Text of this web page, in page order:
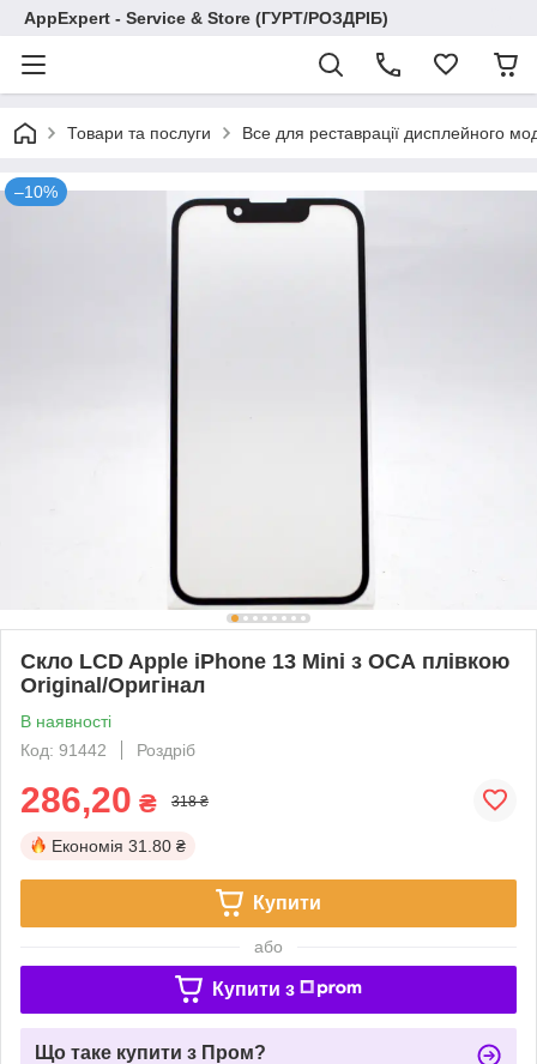
AppExpert - Service & Store (ГУРТ/РОЗДРІБ)
Товари та послуги Все для реставрації дисплейного
–10%
Скло LCD Apple iPhone 13 Mini з ОСА плівкою
Original/Оригінал
В наявності
Код: 91442
Роздріб
286,20 ₴ 318 ₴
Економія 31.80 ₴
Купити
або
Купити з
Що таке купити з Пром?